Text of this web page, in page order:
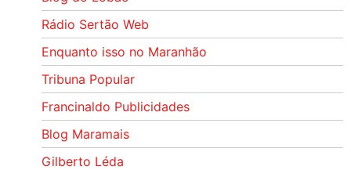
Rádio Sertão Web
Enquanto isso no Maranhão
Tribuna Popular
Francinaldo Publicidades
Blog Maramais
Gilberto Léda